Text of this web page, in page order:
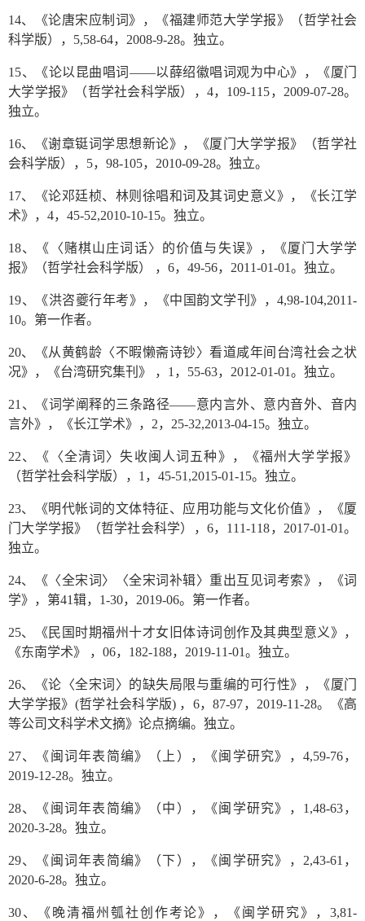
14、《论唐宋应制词》，《福建师范大学学报》（哲学社会
科学版），5,58-64，2008-9-28。独立。
15、《论以昆曲唱词——以薛绍徽唱词观为中心》，《厦门
大学学报》（哲学社会科学版），4，109-115，2009-07-28。
独立。
16、《谢章铤词学思想新论》，《厦门大学学报》（哲学社
会科学版），5，98-105，2010-09-28。独立。
17、《论邓廷桢、林则徐唱和词及其词史意义》，《长江学
术》，4，45-52,2010-10-15。独立。
18、《〈赌棋山庄词话〉的价值与失误》，《厦门大学学
报》（哲学社会科学版） ，6，49-56，2011-01-01。独立。
19、《洪咨夔行年考》，《中国韵文学刊》，4,98-104,2011-
10。第一作者。
20、《从黄鹤龄〈不暇懒斋诗钞〉看道咸年间台湾社会之状
况》，《台湾研究集刊》 ，1，55-63，2012-01-01。独立。
21、《词学阐释的三条路径——意内言外、意内音外、音内
言外》，《长江学术》，2，25-32,2013-04-15。独立。
22、《〈全清词〉失收闽人词五种》，《福州大学学报》
（哲学社会科学版），1，45-51,2015-01-15。独立。
23、《明代帐词的文体特征、应用功能与文化价值》，《厦
门大学学报》（哲学社会科学），6，111-118，2017-01-01。
独立。
24、《〈全宋词〉〈全宋词补辑〉重出互见词考索》，《词
学》，第41辑，1-30，2019-06。第一作者。
25、《民国时期福州十才女旧体诗词创作及其典型意义》，
《东南学术》 ，06，182-188，2019-11-01。独立。
26、《论〈全宋词〉的缺失局限与重编的可行性》，《厦门
大学学报》(哲学社会科学版) ，6，87-97，2019-11-28。《高
等公司文科学术文摘》论点摘编。独立。
27、《闽词年表简编》（上），《闽学研究》，4,59-76，
2019-12-28。独立。
28、《闽词年表简编》（中），《闽学研究》，1,48-63，
2020-3-28。独立。
29、《闽词年表简编》（下），《闽学研究》，2,43-61，
2020-6-28。独立。
30、《晚清福州瓠社创作考论》，《闽学研究》，3,81-